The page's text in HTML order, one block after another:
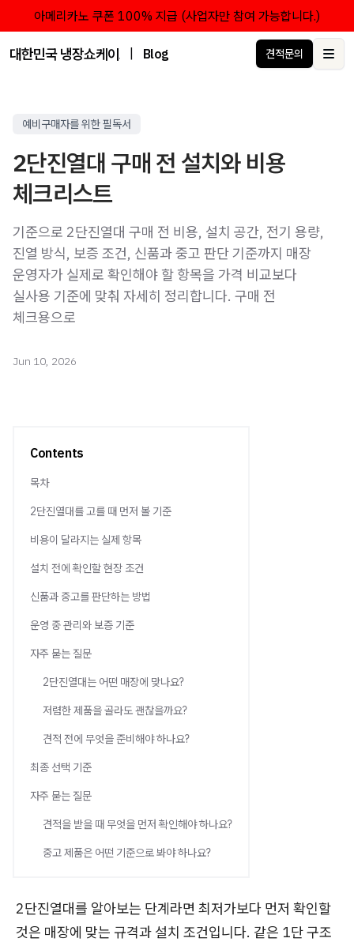
아메리카노 쿠폰 100% 지급 (사업자만 참여 가능합니다.)
대한민국 냉장쇼케이스 점유율 1위 브랜드 한성쇼케이스
Blog 견적문의
예비구매자를 위한 필독서
2단진열대 구매 전 설치와 비용
체크리스트
기준으로 2단진열대 구매 전 비용, 설치 공간, 전기 용량,
진열 방식, 보증 조건, 신품과 중고 판단 기준까지 매장
운영자가 실제로 확인해야 할 항목을 가격 비교보다
실사용 기준에 맞춰 자세히 정리합니다. 구매 전
체크용으로
Jun 10, 2026
Contents
목차
2단진열대를 고를 때 먼저 볼 기준
비용이 달라지는 실제 항목
설치 전에 확인할 현장 조건
신품과 중고를 판단하는 방법
운영 중 관리와 보증 기준
자주 묻는 질문
2단진열대는 어떤 매장에 맞나요?
저렴한 제품을 골라도 괜찮을까요?
견적 전에 무엇을 준비해야 하나요?
최종 선택 기준
자주 묻는 질문
견적을 받을 때 무엇을 먼저 확인해야 하나요?
중고 제품은 어떤 기준으로 봐야 하나요?
2단진열대를 알아보는 단계라면 최저가보다 먼저 확인할
것은 매장에 맞는 규격과 설치 조건입니다. 같은 1단 구조